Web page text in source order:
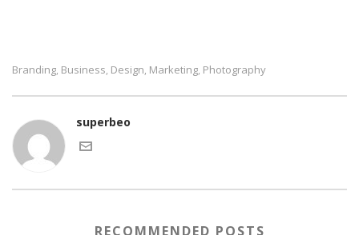
Branding, Business, Design, Marketing, Photography
superbeo
RECOMMENDED POSTS